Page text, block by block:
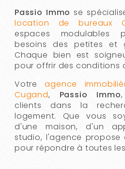
Passio Immo se
location de bureaux
espaces modulables
besoins des petites et
Chaque bien est
pour offrir des conditions
Votreagence
Cugand, Passio Immo
clients dans la
logement. Que vous
d'une maison, d'un
studio, l'agence propose
pour répondre à toutes